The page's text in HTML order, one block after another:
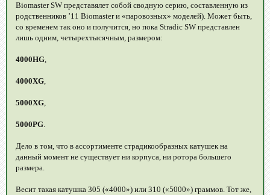
Biomaster SW представялет собой сводную серию, составленную из
родственников ’11 Biomaster и «паровозных» моделей). Может быть,
со временем так оно и получится, но пока Stradic SW представлен
лишь одним, четырехтысячным, размером:
4000HG,
4000XG,
5000XG,
5000PG.
Дело в том, что в ассортименте страдикообразных катушек на
данный момент не существует ни корпуса, ни ротора большего
размера.
Весит такая катушка 305 («4000») или 310 («5000») граммов. Тот же,